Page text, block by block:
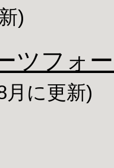
)
ツフォ
月に更新)